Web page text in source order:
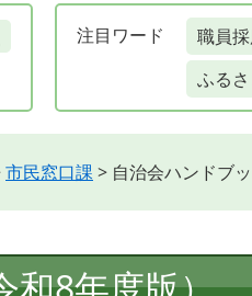
注目 ワード 職員
ふる
市民窓口課 > 自治会ハンドブ